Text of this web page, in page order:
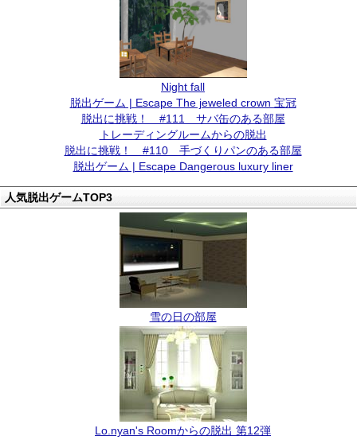
Night fall
脱出ゲーム | Escape The jeweled crown 宝冠
脱出に挑戦！ #111 サバ缶のある部屋
トレーディングルームからの脱出
脱出に挑戦！ #110 手づくりパンのある部屋
脱出ゲーム | Escape Dangerous luxury liner
人気脱出ゲームTOP3
雪の日の部屋
Lo.nyan's Roomからの脱出 第12弾